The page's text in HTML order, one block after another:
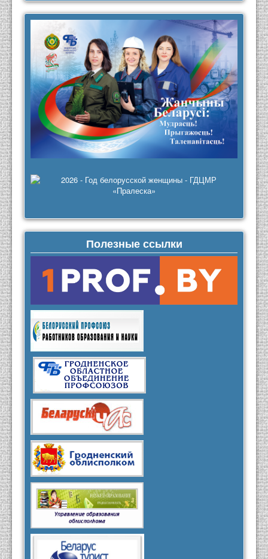
Полезные ссылки